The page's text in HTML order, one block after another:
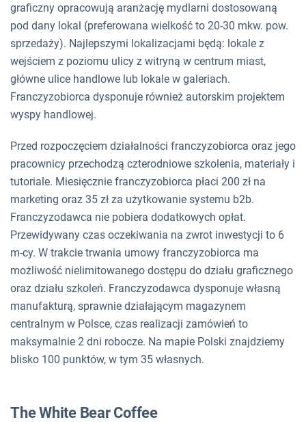
graficzny opracowują aranżację mydlarni dostosowaną
pod dany lokal (preferowana wielkość to 20-30 mkw. pow.
sprzedaży). Najlepszymi lokalizacjami będą: lokale z
wejściem z poziomu ulicy z witryną w centrum miast,
główne ulice handlowe lub lokale w galeriach.
Franczyzobiorca dysponuje również autorskim projektem
wyspy handlowej.
Przed rozpoczęciem działalności franczyzobiorca oraz jego
pracownicy przechodzą czterodniowe szkolenia, materiały i
tutoriale. Miesięcznie franczyzobiorca płaci 200 zł na
marketing oraz 35 zł za użytkowanie systemu b2b.
Franczyzodawca nie pobiera dodatkowych opłat.
Przewidywany czas oczekiwania na zwrot inwestycji to 6
m-cy. W trakcie trwania umowy franczyzobiorca ma
możliwość nielimitowanego dostępu do działu graficznego
oraz działu szkoleń. Franczyzodawca dysponuje własną
manufakturą, sprawnie działającym magazynem
centralnym w Polsce, czas realizacji zamówień to
maksymalnie 2 dni robocze. Na mapie Polski znajdziemy
blisko 100 punktów, w tym 35 własnych.
The White Bear Coffee